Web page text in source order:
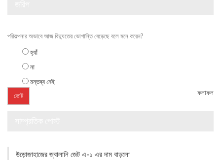
পরিকল্পনার অভাবে আজ বিদ্যুতের ভোগান্তি বেড়েছে বলে মনে করেন?
হ্যাঁ
না
মন্তব্য নেই
ফলাফল
উড়োজাহাজের জ্বালানি জেট এ-১ এর দাম বাড়লো